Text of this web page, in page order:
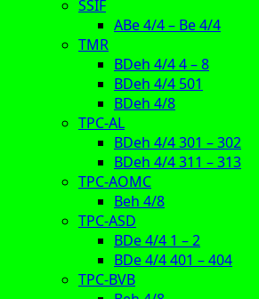
SSIF
ABe 4/4 – Be 4/4
TMR
BDeh 4/4 4 – 8
BDeh 4/4 501
BDeh 4/8
TPC-AL
BDeh 4/4 301 – 302
BDeh 4/4 311 – 313
TPC-AOMC
Beh 4/8
TPC-ASD
BDe 4/4 1 – 2
BDe 4/4 401 – 404
TPC-BVB